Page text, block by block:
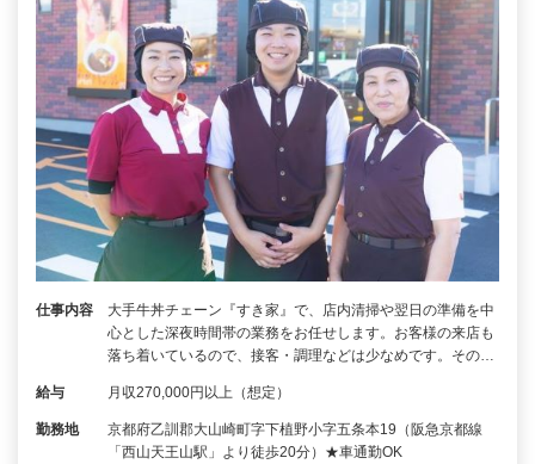
仕事内容
大手牛丼チェーン『すき家』で、店内清掃や翌日の準備を中
心とした深夜時間帯の業務をお任せします。お客様の来店も
落ち着いているので、接客・調理などは少なめです。その…
給与 月収270,000円以上（想定）
勤務地
京都府乙訓郡大山崎町字下植野小字五条本19（阪急京都線
「西山天王山駅」より徒歩20分）★車通勤OK